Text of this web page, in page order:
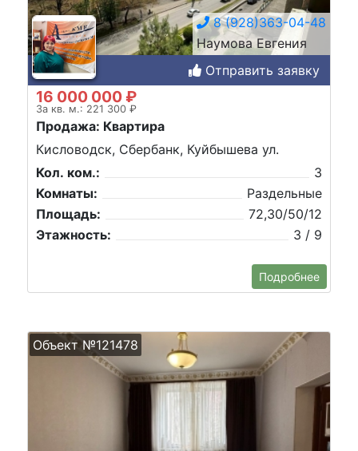
8 (928)363-04-48
Наумова Евгения
Отправить заявку
16 000 000 ₽
За кв. м.: 221 300 ₽
Продажа: Квартира
Кисловодск, Сбербанк, Куйбышева ул.
Кол. ком.:
3
Комнаты:
Раздельные
Площадь:
72,30/50/12
Этажность:
3 / 9
Подробнее
Объект №121478